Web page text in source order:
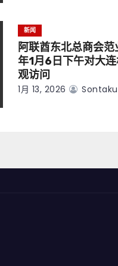
新闻
阿联酋东北总商会
年1月6日下午对大
观访问
1月 13, 2026 Sontaku